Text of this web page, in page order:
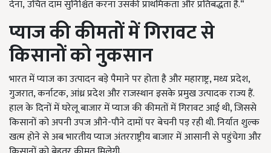
देना, उचित दाम सुनिश्चित करना उसकी प्राथमिकता और प्रतिबद्धता है.“
प्याज की कीमतों में गिरावट से
किसानों को नुकसान
भारत में प्याज का उत्पादन बड़े पैमाने पर होता है और महाराष्ट्र, मध्य प्रदेश,
गुजरात, कर्नाटक, आंध्र प्रदेश और राजस्थान इसके प्रमुख उत्पादक राज्य हैं.
हाल के दिनों में घरेलू बाजार में प्याज की कीमतों में गिरावट आई थी, जिससे
किसानों को अपनी उपज औने-पौने दामों पर बेचनी पड़ रही थी. निर्यात शुल्क
खत्म होने से अब भारतीय प्याज अंतरराष्ट्रीय बाजार में आसानी से पहुंचेगा और